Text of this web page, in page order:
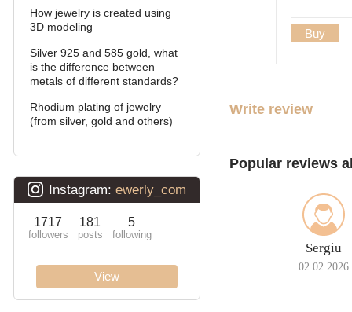
Double stream (seagull)
Double Ramses
Ten (double carapace)
Cardinal (Python, Italian)
Lightning
How jewelry is created using
3D modeling
Silver 925 and 585 gold, what
is the difference between
metals of different standards?
Rhodium plating of jewelry
(from silver, gold and others)
Buy
Write review
Popular reviews
Sergiu
02.02.2026